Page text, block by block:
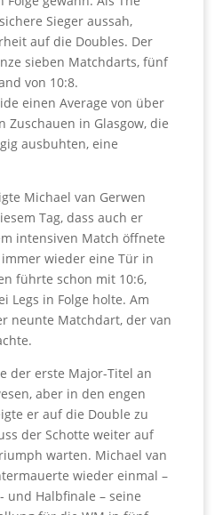
Sieger aussah,
auf die Doubles. Der
sieben Matchdarts, fünf
von 10:8.
einen Average von über
Zuschauen in Glasgow, die
ausbuhten, eine
Michael van Gerwen
Tag, dass auch er
intensiven Match öffnete
immer wieder eine Tür in
führte schon mit 10:6,
Legs in Folge holte. Am
neunte Matchdart, der van
der erste Major-Titel an
aber in den engen
er auf die Double zu
der Schotte weiter auf
warten. Michael van
wieder einmal –
und Halbfinale – seine